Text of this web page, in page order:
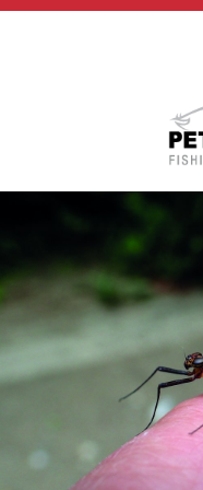
Vidéos
MP-Books
Press